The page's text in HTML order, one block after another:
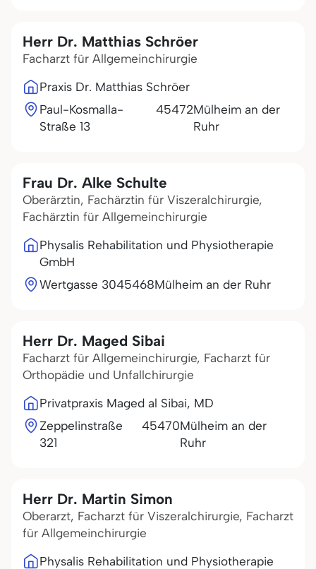
Herr Dr. Matthias Schröer
Facharzt für Allgemeinchirurgie
Praxis Dr. Matthias Schröer
Paul-Kosmalla-
Straße 13
45472Mülheim an der
Ruhr
Frau Dr. Alke Schulte
Oberärztin, Fachärztin für Viszeralchirurgie,
Fachärztin für Allgemeinchirurgie
Physalis Rehabilitation und Physiotherapie
GmbH
Wertgasse 3045468Mülheim an der Ruhr
Herr Dr. Maged Sibai
Facharzt für Allgemeinchirurgie, Facharzt für
Orthopädie und Unfallchirurgie
Privatpraxis Maged al Sibai, MD
Zeppelinstraße
321
45470Mülheim an der
Ruhr
Herr Dr. Martin Simon
Oberarzt, Facharzt für Viszeralchirurgie, Facharzt
für Allgemeinchirurgie
Physalis Rehabilitation und Physiotherapie